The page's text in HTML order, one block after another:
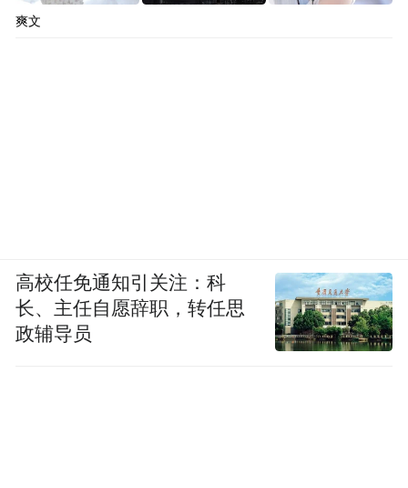
爽文
高校任免通知引关注：科
长、主任自愿辞职，转任思
政辅导员